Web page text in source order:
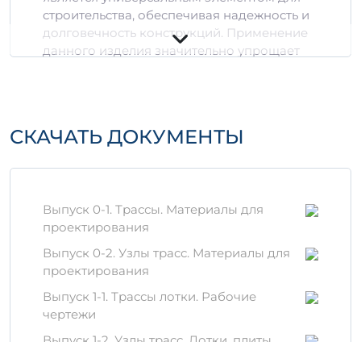
строительства, обеспечивая надежность и
долговечность конструкций. Применение
данного изделия значительно упрощает
характеристики
Размеры:300 мм в ширину, 150 мм в
Объем:0,53 м³.
Марка бетона:
высокопрочный бетон,
обладающий отличной стойкостью к
внешним воздействиям.
Материалы и технологии
производства
СКАЧАТЬ ДОКУМЕНТЫ
Выпуск 0-1. Трассы. Материалы для
проектирования
Выпуск 0-2. Узлы трасс. Материалы для
проектирования
Выпуск 1-1. Трассы лотки. Рабочие
чертежи